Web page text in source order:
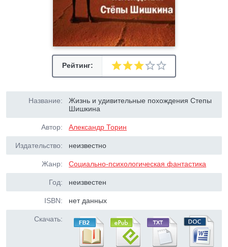
Рейтинг:
Название:
Жизнь и удивительные похождения Степы
Шишкина
Автор: Александр Торин
Издательство: неизвестно
Жанр: Социально-психологическая фантастика
Год: неизвестен
ISBN: нет данных
Скачать: